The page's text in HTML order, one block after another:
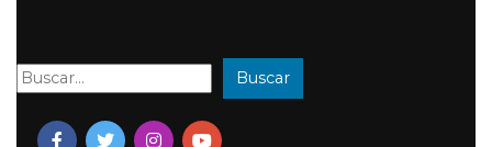
Buscar: Buscar